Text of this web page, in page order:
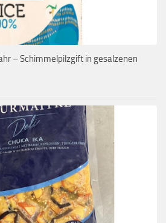
– Schimmelpilzgift in gesalzenen